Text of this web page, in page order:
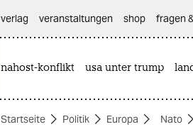
themen
verlag
veranstaltungen shop fragen
nahost-konflikt usa unter trump
Startseite Politik Europa Nato